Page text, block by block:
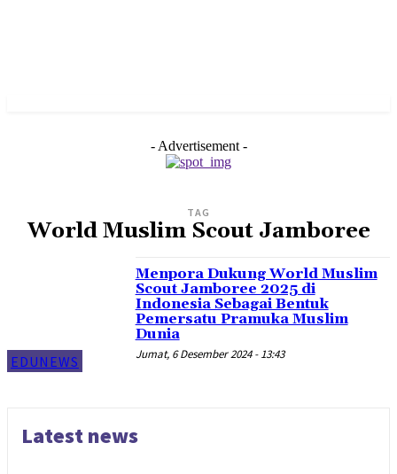
- Advertisement -
TAG
World Muslim Scout Jamboree
EDUNEWS
Menpora Dukung World Muslim
Scout Jamboree 2025 di
Indonesia Sebagai Bentuk
Pemersatu Pramuka Muslim
Dunia
Jumat, 6 Desember 2024 - 13:43
Latest news